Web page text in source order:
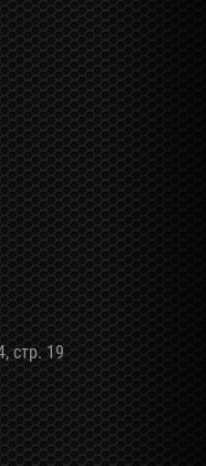
стр. 19